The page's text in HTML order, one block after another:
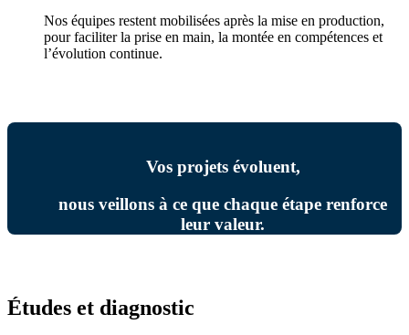
Nos équipes restent mobilisées après la mise en production,
pour faciliter la prise en main, la montée en compétences et
l’évolution continue.
Vos projets évoluent,
nous veillons à ce que chaque étape renforce
leur valeur.
Études et diagnostic